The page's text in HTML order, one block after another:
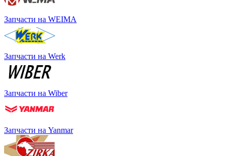
Запчасти на WEIMA
Запчасти на Werk
Запчасти на Wiber
Запчасти на Yanmar